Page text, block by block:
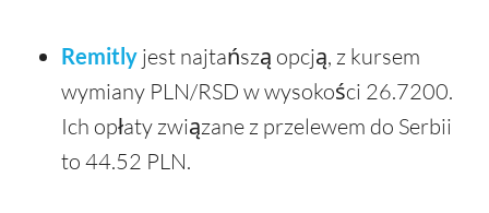
Remitly jest najtańszą opcją, z kursem
wymiany PLN/RSD w wysokości 26.7200.
Ich opłaty związane z przelewem do Serbii
to 44.52 PLN.